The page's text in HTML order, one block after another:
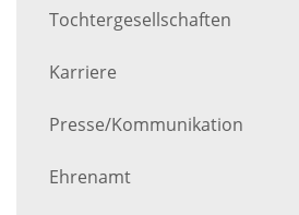
Tochtergesellschaften
Karriere
Presse/Kommunikation
Ehrenamt